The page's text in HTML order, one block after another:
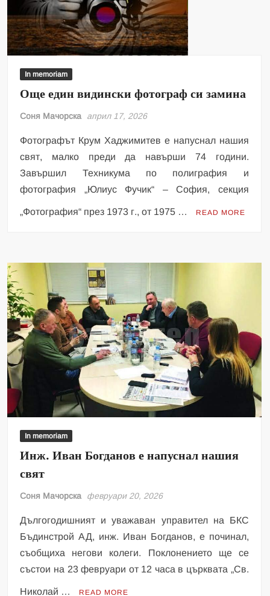
In memoriam
Още един видински фотограф си замина
Соня Мачорска април 17, 2026
Фотографът Крум Хаджимитев е напуснал нашия
свят, малко преди да навърши 74 години.
Завършил Техникума по полиграфия и
фотография „Юлиус Фучик“ – София, секция
„Фотография“ през 1973 г., от 1975 … READ MORE
In memoriam
Инж. Иван Богданов е напуснал нашия
свят
Соня Мачорска февруари 20, 2026
Дългогодишният и уважаван управител на БКС
Бъдинстрой АД, инж. Иван Богданов, е починал,
съобщиха негови колеги. Поклонението ще се
състои на 23 февруари от 12 часа в църквата „Св.
Николай … READ MORE